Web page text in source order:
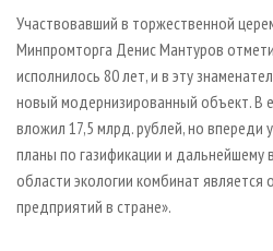
ИНСТРУМЕНТ И МАТЕРИАЛЫ
БИБЛИОТЕКА СПЕЦИАЛИСТА
Участвовавший в торжественной
Минпромторга Денис Мантуров
исполнилось 80 лет, и в эту
новый модернизированный объект. В
вложил 17,5 млрд. рублей, но
планы по газификации и
области экологии комбинат
предприятий в стране».